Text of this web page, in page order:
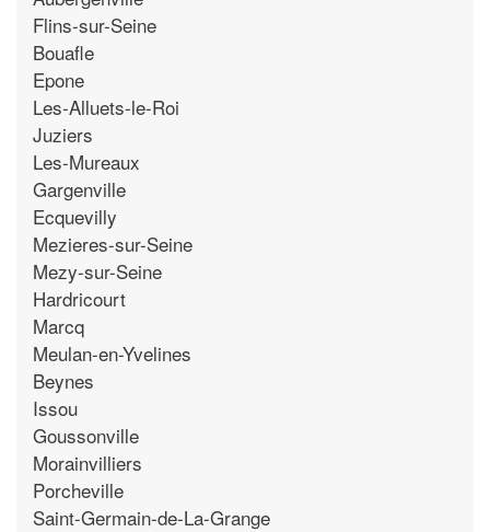
Flins-sur-Seine
Bouafle
Epone
Les-Alluets-le-Roi
Juziers
Les-Mureaux
Gargenville
Ecquevilly
Mezieres-sur-Seine
Mezy-sur-Seine
Hardricourt
Marcq
Meulan-en-Yvelines
Beynes
Issou
Goussonville
Morainvilliers
Porcheville
Saint-Germain-de-La-Grange